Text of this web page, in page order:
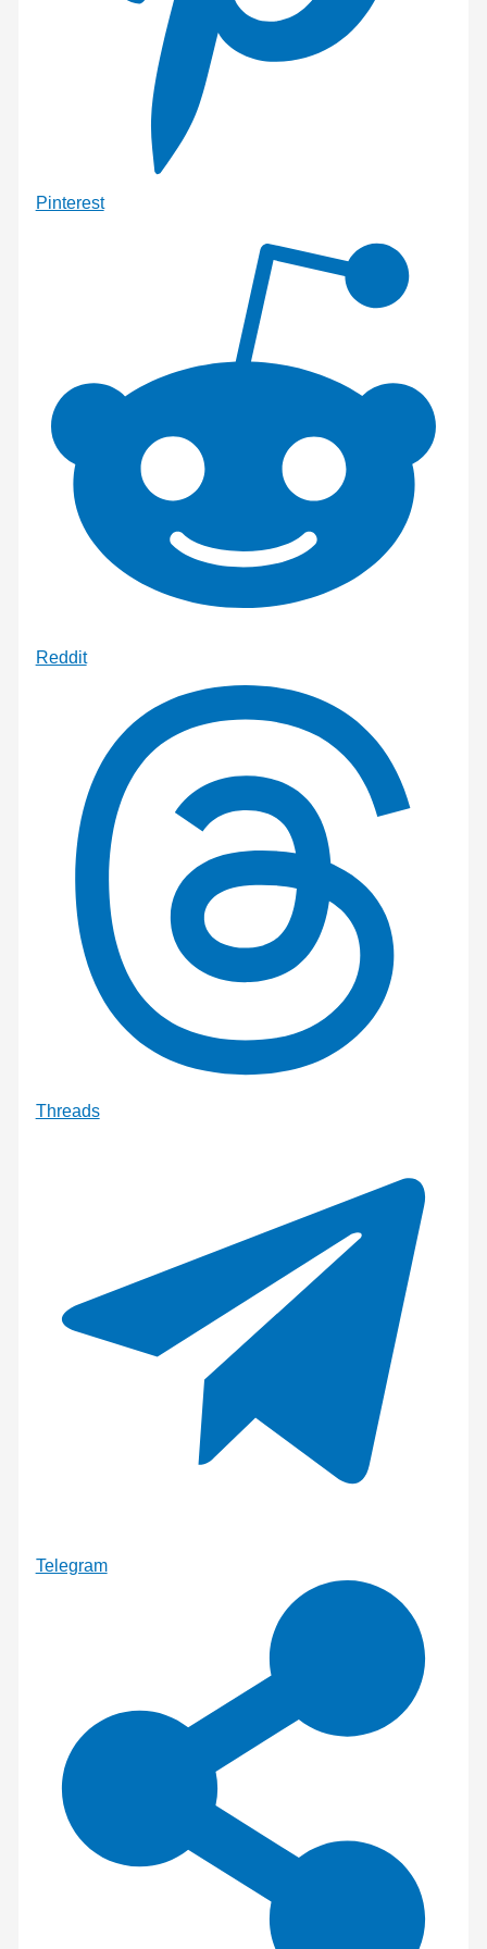
Pinterest
Reddit
Threads
Telegram